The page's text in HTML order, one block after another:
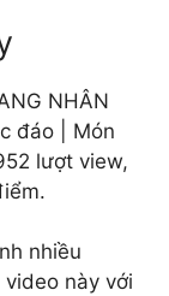
NHÂN
đáo | Món
lượt view,
nhiều
này với